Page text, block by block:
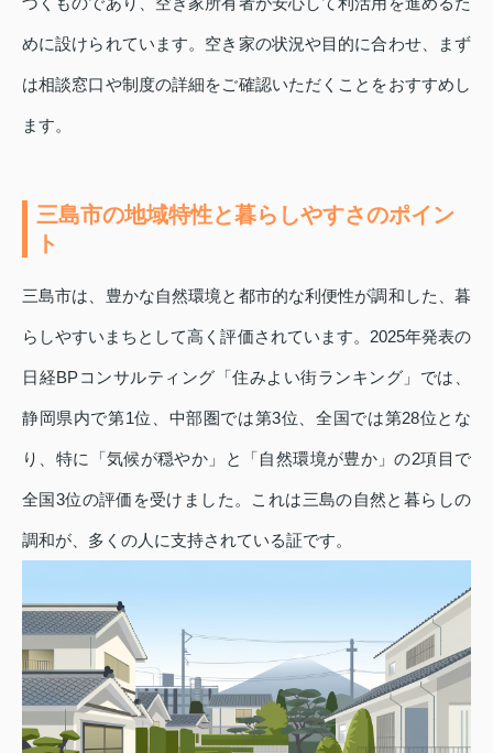
めに設けられています。空き家の状況や目的に合わせ、まず
は相談窓口や制度の詳細をご確認いただくことをおすすめし
ます。
三島市の地域特性と暮らしやすさのポイン
ト
三島市は、豊かな自然環境と都市的な利便性が調和した、暮
らしやすいまちとして高く評価されています。2025年発表の
日経BPコンサルティング「住みよい街ランキング」では、
静岡県内で第1位、中部圏では第3位、全国では第28位とな
り、特に「気候が穏やか」と「自然環境が豊か」の2項目で
全国3位の評価を受けました。これは三島の自然と暮らしの
調和が、多くの人に支持されている証です。